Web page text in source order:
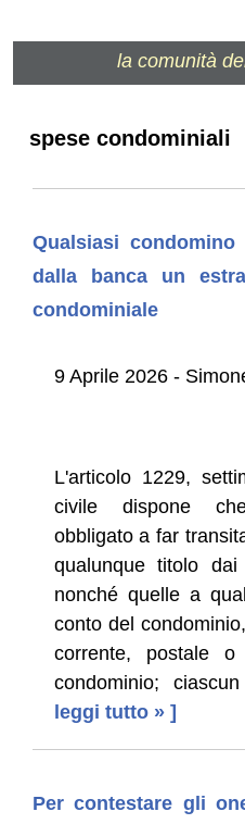
la comunità
spese condominiali
Qualsiasi
dalla banca un
condominiale
9 Aprile 2026 -
L'articolo 1229,
civile dispone
obbligato a far
qualunque titolo
nonché quelle a
conto del
corrente, postale
condominio;
leggi tutto » ]
Per contestare gli